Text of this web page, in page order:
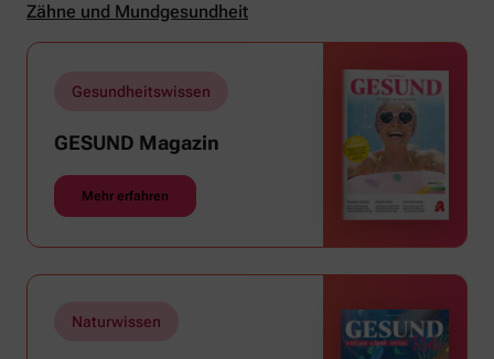
Zähne und Mundgesundheit
Gesundheitswissen
GESUND Magazin
Mehr erfahren
Naturwissen